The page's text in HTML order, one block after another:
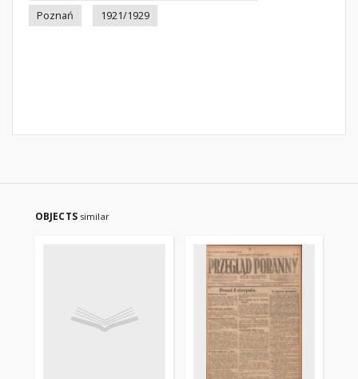
Poznań
1921/1929
OBJECTS similar